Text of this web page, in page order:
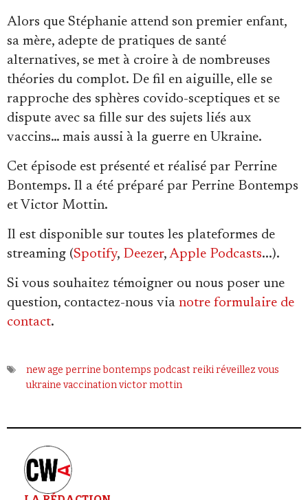
Se connecter
Alors que Stéphanie attend son premier enfant,
sa mère, adepte de pratiques de santé
alternatives, se met à croire à de nombreuses
théories du complot. De fil en aiguille, elle se
rapproche des sphères covido-sceptiques et se
dispute avec sa fille sur des sujets liés aux
vaccins… mais aussi à la guerre en Ukraine.
Cet épisode est présenté et réalisé par Perrine
Bontemps. Il a été préparé par Perrine Bontemps
et Victor Mottin.
Il est disponible sur toutes les plateformes de
streaming (Spotify, Deezer, Apple Podcasts...).
Si vous souhaitez témoigner ou nous poser une
question, contactez-nous via notre formulaire de
contact.
new age perrine bontemps podcastreikiréveillez vous
ukraine vaccinationvictor mottin